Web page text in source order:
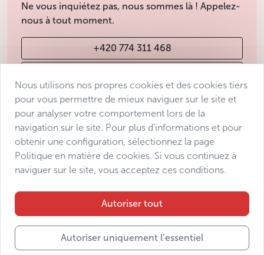
Ne vous inquiétez pas, nous sommes là ! Appelez-
nous à tout moment.
+420 774 311 468
Conditions de vente
Protection des données
Déclaration d’accessibilité
Manage consent
Nous utilisons nos propres cookies et des cookies tiers
pour vous permettre de mieux naviguer sur le site et
pour analyser votre comportement lors de la
navigation sur le site. Pour plus d’informations et pour
obtenir une configuration, sélectionnez la page
Politique en matière de cookies. Si vous continuez à
naviguer sur le site, vous acceptez ces conditions.
Autoriser tout
Autoriser uniquement l’essentiel